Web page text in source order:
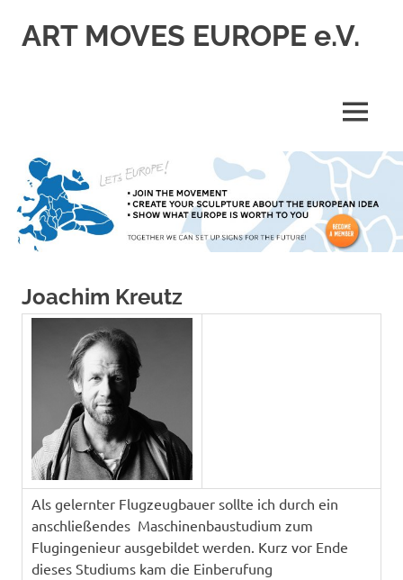
InhaltART MOVES EUROPE e.V.
MENÜ
Joachim Kreutz
Als gelernter Flugzeugbauer sollte ich durch ein
anschließendes Maschinenbaustudium zum
Flugingenieur ausgebildet werden. Kurz vor Ende
dieses Studiums kam die Einberufung